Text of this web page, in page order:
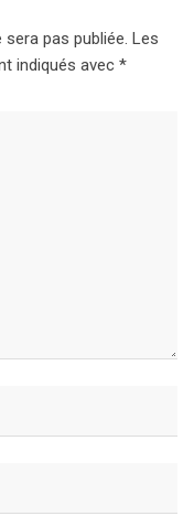
pas publiée. Les
indiqués avec *